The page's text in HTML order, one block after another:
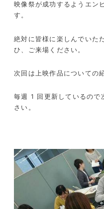
映像祭が成功するようエン
す。
絶対に皆様に楽しんでいた
ひ、ご来場ください。
次回は上映作品についての
毎週 1 回更新しているので
さい。